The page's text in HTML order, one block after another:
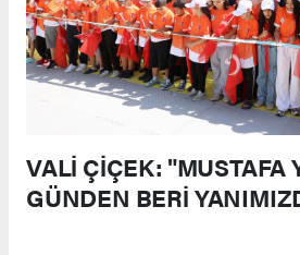
VALİ ÇİÇEK: "MUSTAFA
GÜNDEN BERİ